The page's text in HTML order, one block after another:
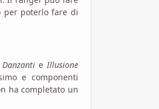
per poterlo fare di
e Illusione
e componenti
ha completato un